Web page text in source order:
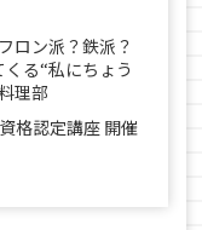
ロン派？鉄派？
る“私にちょう
理部
格認定講座 開催